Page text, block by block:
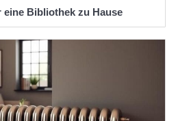
eine Bibliothek zu Hause